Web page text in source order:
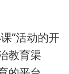
”活动的开
教育渠